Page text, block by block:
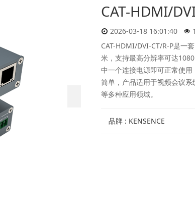
CAT-HDMI/
2026-03-18 16:01:40
CAT-HDMI/DVI-CT/R-P是一
米，支持最高分辨率可达
中一个连接电源即可正常使
简单，产品适用于视频会议
等多种应用领域。
品牌 : KENSENCE